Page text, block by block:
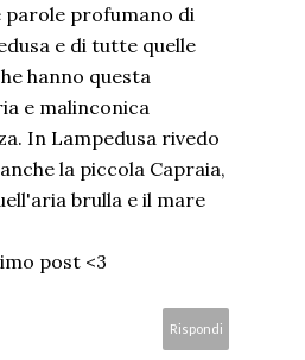
parole profumano di
e di tutte quelle
hanno questa
e malinconica
In Lampedusa rivedo
la piccola Capraia,
brulla e il mare
post <3
Rispondi